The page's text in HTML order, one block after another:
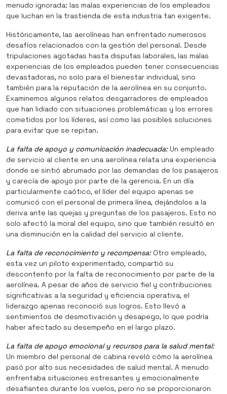
menudo ignorada: las malas experiencias de los empleados
que luchan en la trastienda de esta industria tan exigente.
Históricamente, las aerolíneas han enfrentado numerosos
desafíos relacionados con la gestión del personal. Desde
tripulaciones agotadas hasta disputas laborales, las malas
experiencias de los empleados pueden tener consecuencias
devastadoras, no solo para el bienestar individual, sino
también para la reputación de la aerolínea en su conjunto.
Examinemos algunos relatos desgarradores de empleados
que han lidiado con situaciones problemáticas y los errores
cometidos por los líderes, así como las posibles soluciones
para evitar que se repitan.
La falta de apoyo y comunicación inadecuada:Un empleado
de servicio al cliente en una aerolínea relata una experiencia
donde se sintió abrumado por las demandas de los pasajeros
y carecía de apoyo por parte de la gerencia. En un día
particularmente caótico, el líder del equipo apenas se
comunicó con el personal de primera línea, dejándolos a la
deriva ante las quejas y preguntas de los pasajeros. Esto no
solo afectó la moral del equipo, sino que también resultó en
una disminución en la calidad del servicio al cliente.
La falta de reconocimiento y recompensa:Otro empleado,
esta vez un piloto experimentado, compartió su
descontento por la falta de reconocimiento por parte de la
aerolínea. A pesar de años de servicio fiel y contribuciones
significativas a la seguridad y eficiencia operativa, el
liderazgo apenas reconoció sus logros. Esto llevó a
sentimientos de desmotivación y desapego, lo que podría
haber afectado su desempeño en el largo plazo.
La falta de apoyo emocional y recursos para la salud mental:
Un miembro del personal de cabina reveló cómo la aerolínea
pasó por alto sus necesidades de salud mental. A menudo
enfrentaba situaciones estresantes y emocionalmente
desafiantes durante los vuelos, pero no se proporcionaron